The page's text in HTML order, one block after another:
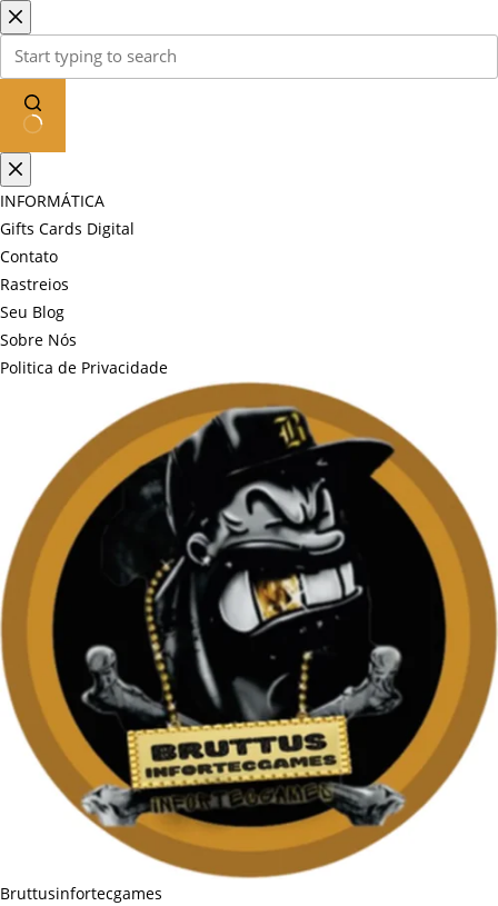
Pular
para
conteúdo
Sem
resultados
INFORMÁTICA
Gifts Cards Digital
Contato
Rastreios
Seu Blog
Sobre Nós
Politica de Privacidade
Bruttusinfortecgames